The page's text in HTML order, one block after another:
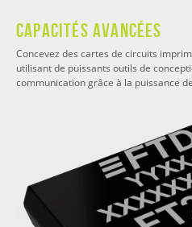
Capacités avancées
Concevez des cartes de circuits
utilisant de puissants outils de
communication grâce à la puissance de